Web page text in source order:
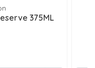
375ML